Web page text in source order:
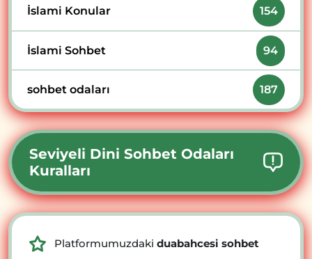
İslami Konular 154
İslami Sohbet 94
sohbet odaları 187
Seviyeli Dini Sohbet Odaları
Kuralları
Platformumuzdaki duabahcesi sohbet